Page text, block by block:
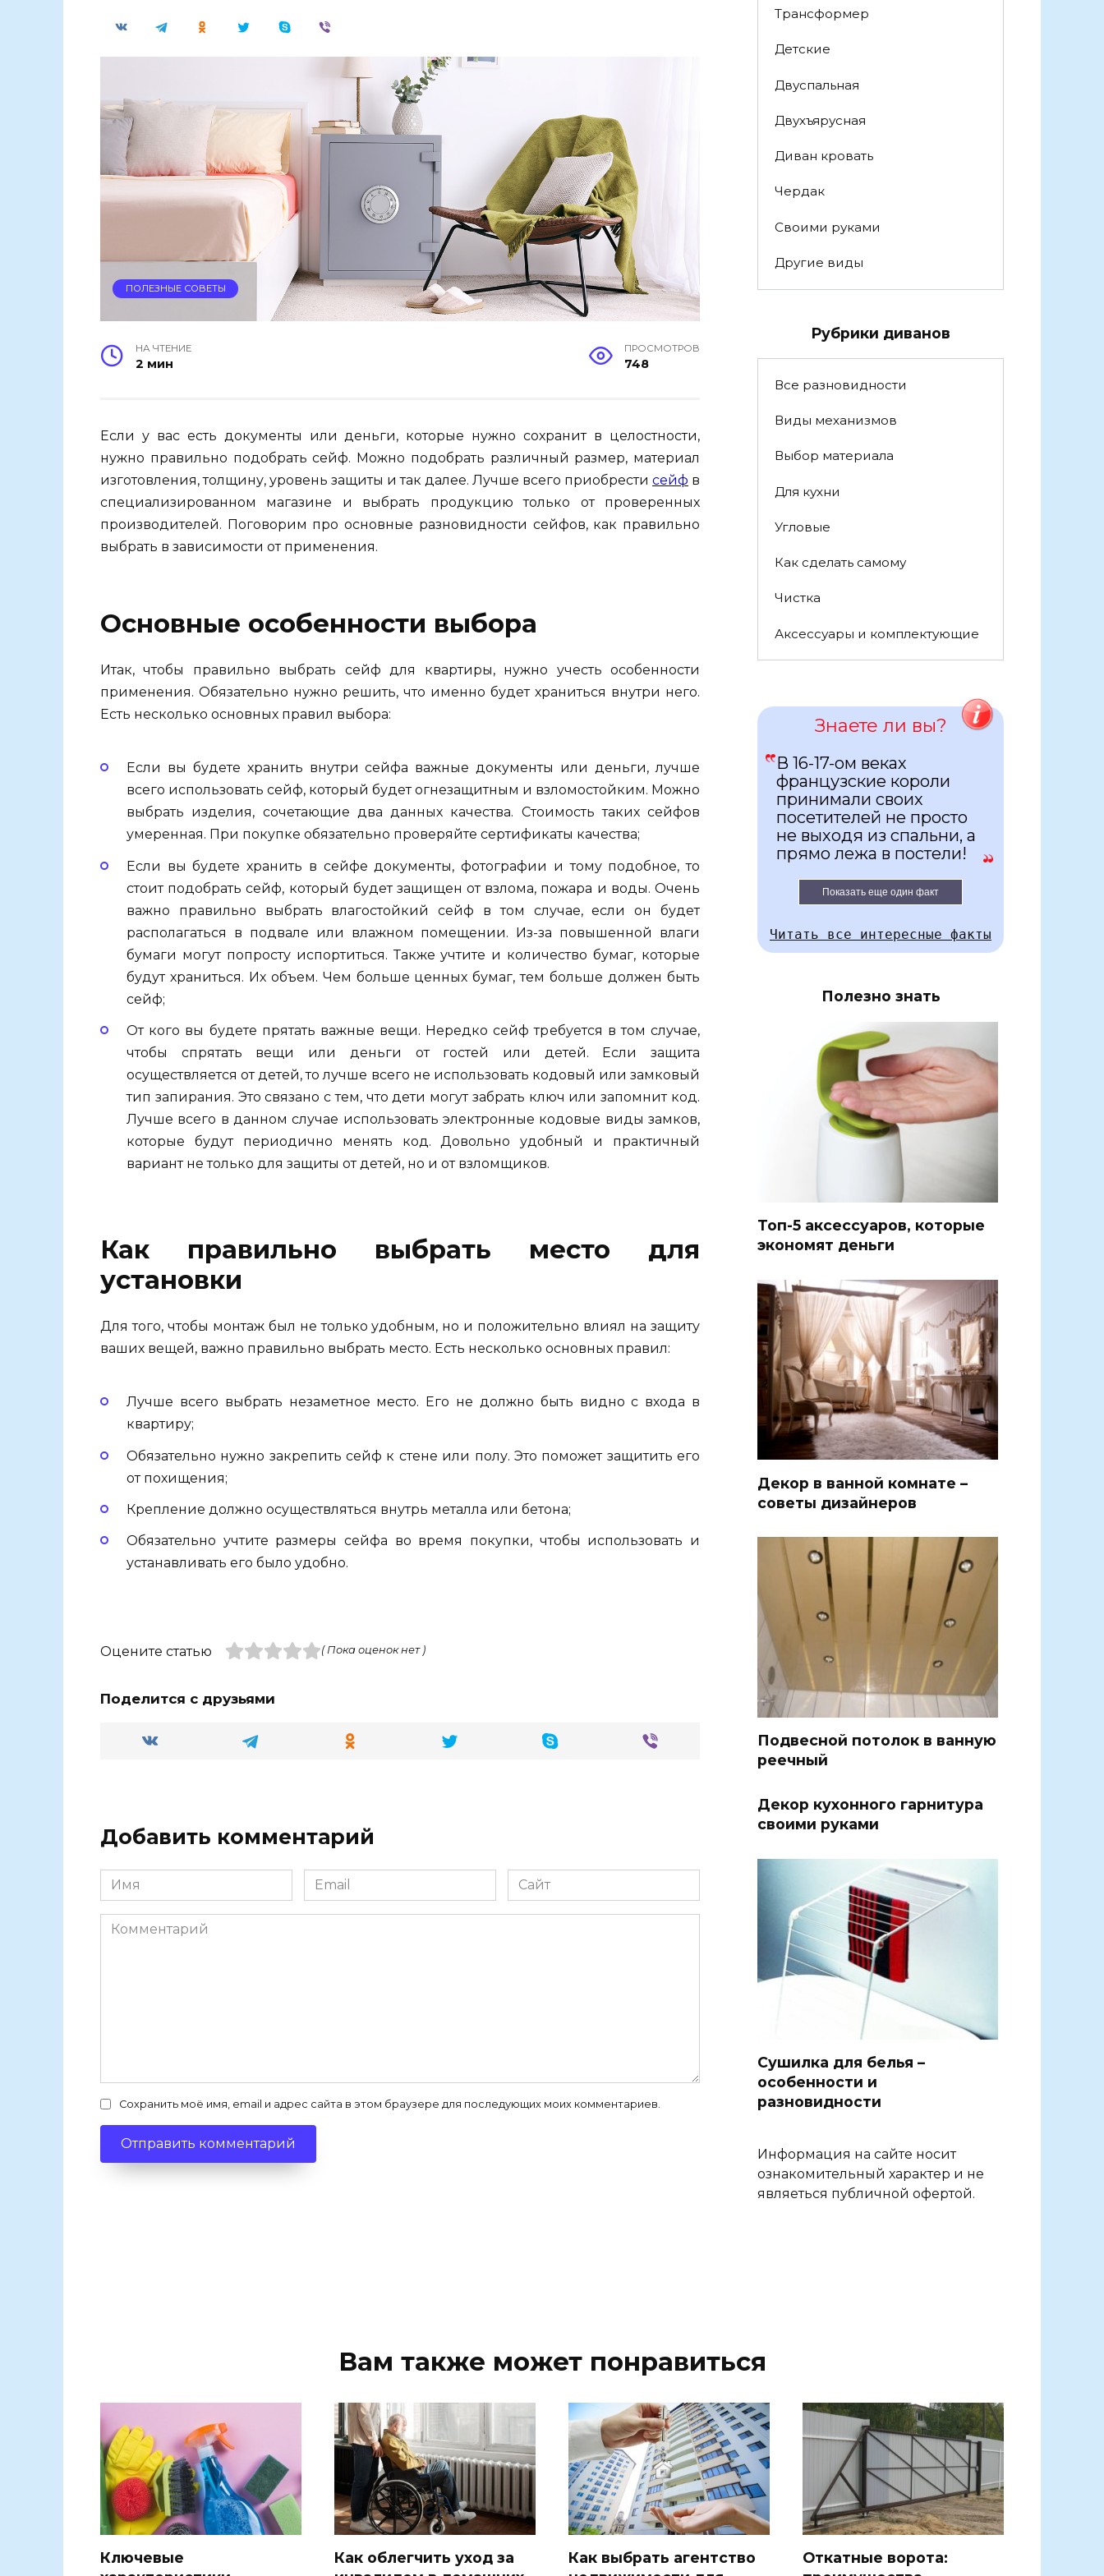
ПОЛЕЗНЫЕ СОВЕТЫ
НА ЧТЕНИЕ
2 мин
ПРОСМОТРОВ
748
Если у вас есть документы или деньги, которые нужно сохранит в целостности,
нужно правильно подобрать сейф. Можно подобрать различный размер, материал
изготовления, толщину, уровень защиты и так далее. Лучше всего приобрести сейф в
специализированном магазине и выбрать продукцию только от проверенных
производителей. Поговорим про основные разновидности сейфов, как правильно
выбрать в зависимости от применения.
Основные особенности выбора
Итак, чтобы правильно выбрать сейф для квартиры, нужно учесть особенности
применения. Обязательно нужно решить, что именно будет храниться внутри него.
Есть несколько основных правил выбора:
Если вы будете хранить внутри сейфа важные документы или деньги, лучше
всего использовать сейф, который будет огнезащитным и взломостойким. Можно
выбрать изделия, сочетающие два данных качества. Стоимость таких сейфов
умеренная. При покупке обязательно проверяйте сертификаты качества;
Если вы будете хранить в сейфе документы, фотографии и тому подобное, то
стоит подобрать сейф, который будет защищен от взлома, пожара и воды. Очень
важно правильно выбрать влагостойкий сейф в том случае, если он будет
располагаться в подвале или влажном помещении. Из-за повышенной влаги
бумаги могут попросту испортиться. Также учтите и количество бумаг, которые
будут храниться. Их объем. Чем больше ценных бумаг, тем больше должен быть
сейф;
От кого вы будете прятать важные вещи. Нередко сейф требуется в том случае,
чтобы спрятать вещи или деньги от гостей или детей. Если защита
осуществляется от детей, то лучше всего не использовать кодовый или замковый
тип запирания. Это связано с тем, что дети могут забрать ключ или запомнит код.
Лучше всего в данном случае использовать электронные кодовые виды замков,
которые будут периодично менять код. Довольно удобный и практичный
вариант не только для защиты от детей, но и от взломщиков.
Как правильно выбрать место для
установки
Для того, чтобы монтаж был не только удобным, но и положительно влиял на защиту
ваших вещей, важно правильно выбрать место. Есть несколько основных правил:
Лучше всего выбрать незаметное место. Его не должно быть видно с входа в
квартиру;
Обязательно нужно закрепить сейф к стене или полу. Это поможет защитить его
от похищения;
Крепление должно осуществляться внутрь металла или бетона;
Обязательно учтите размеры сейфа во время покупки, чтобы использовать и
устанавливать его было удобно.
Оцените статью ( Пока оценок нет )
Поделится с друзьями
Добавить комментарий
Имя Email Сайт
Комментарий
Сохранить моё имя, email и адрес сайта в этом браузере для последующих моих комментариев.
Трансформер
Детские
Двуспальная
Двухъярусная
Диван кровать
Чердак
Своими руками
Другие виды
Рубрики диванов
Все разновидности
Виды механизмов
Выбор материала
Для кухни
Угловые
Как сделать самому
Чистка
Аксессуары и комплектующие
Знаете ли вы?
В 16-17-ом веках
французские короли
принимали своих
посетителей не просто
не выходя из спальни, а
прямо лежа в постели!
Показать еще один факт
Читать все интересные факты
Полезно знать
Топ-5 аксессуаров, которые
экономят деньги
Декор в ванной комнате –
советы дизайнеров
Подвесной потолок в ванную
реечный
Декор кухонного гарнитура
своими руками
Сушилка для белья –
особенности и
разновидности
Информация на сайте носит
ознакомительный характер и не
являеться публичной офертой.
Вам также может понравиться
Ключевые
Как облегчить уход за
Как выбрать агентство
Откатные ворота: